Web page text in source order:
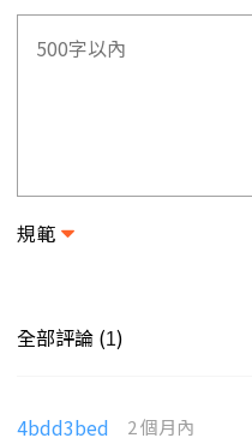
規範
全部評論 (1)
4bdd3bed 2 個月內